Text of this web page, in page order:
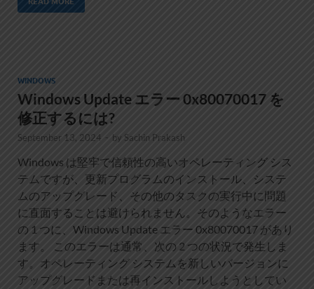
WINDOWS
Windows Update エラー 0x80070017 を
修正するには?
September 13, 2024 - by Sachin Prakash
Windows は堅牢で信頼性の高いオペレーティング シス
テムですが、更新プログラムのインストール、システ
ムのアップグレード、その他のタスクの実行中に問題
に直面することは避けられません。そのようなエラー
の 1 つに、Windows Update エラー 0x80070017 があり
ます。 このエラーは通常、次の 2 つの状況で発生しま
す。オペレーティング システムを新しいバージョンに
アップグレードまたは再インストールしようとしてい